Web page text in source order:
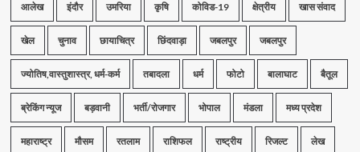
आलेख इंदौर उमरिया कृषि कोविड-19 क्षेत्रीय खास संवाद
खेल चुनाव छायाचित्र छिंदवाड़ा जबलपुर जबलपुर
ज्योतिष,वास्तुशास्त्र, धर्म-कर्म तबादला धर्म फोटो बालाघाट बैतूल
ब्रेकिंग न्यूज बड़वानी भर्ती/रोजगार भोपाल मंडला मध्य प्रदेश
महाराष्ट्र मौसम रतलाम राशिफल राष्ट्रीय रिजल्ट लेख